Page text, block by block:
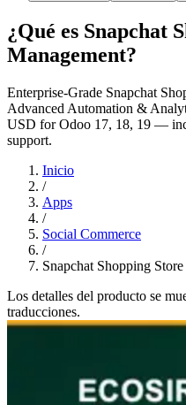
¿Qué es Snapchat
Management?
Enterprise-Grade Snapchat
Advanced Automation &
USD for Odoo 17, 18, 19 —
support.
Inicio
/
Apps
/
Social Commerce
/
Snapchat Shopping
Los detalles del producto se
traducciones.